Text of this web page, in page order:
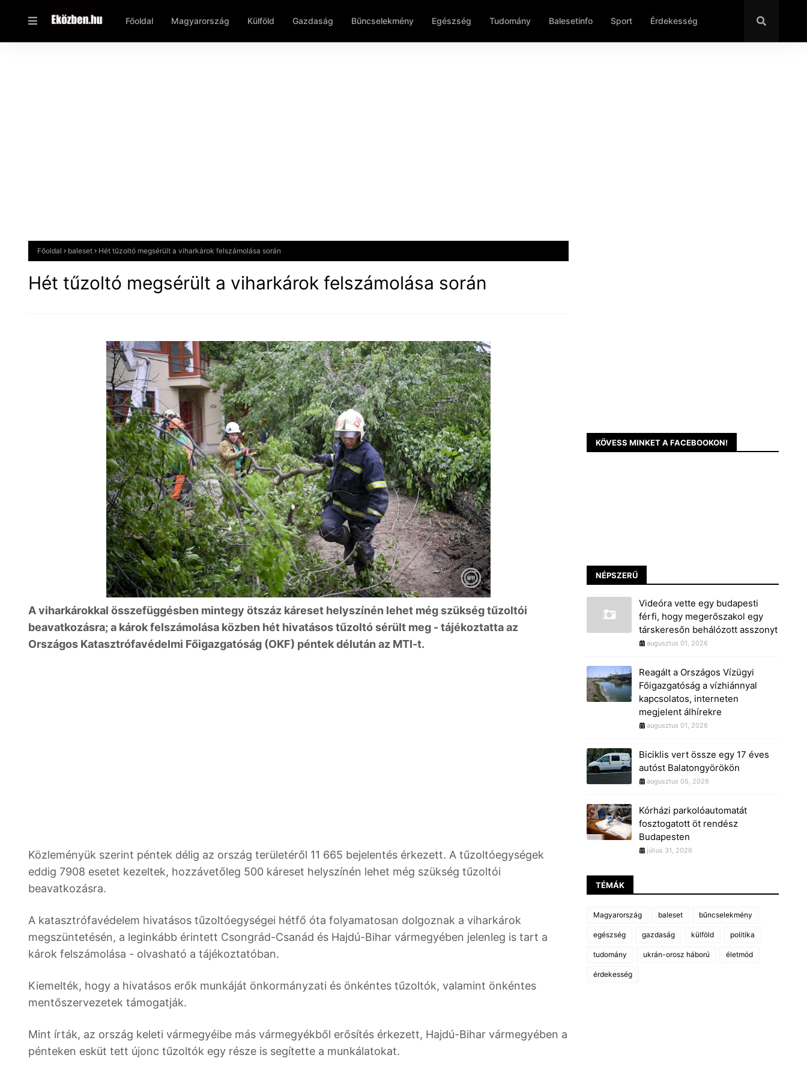
Főoldal Magyarország Külföld Gazdaság Bűncselekmény Egészség Tudomány Balesetinfo Sport Érdekesség
Főoldal baleset Hét tűzoltó megsérült a viharkárok felszámolása során
Hét tűzoltó megsérült a viharkárok felszámolása során
A viharkárokkal összefüggésben mintegy ötszáz káreset helyszínén lehet még szükség tűzoltói
beavatkozásra; a károk felszámolása közben hét hivatásos tűzoltó sérült meg - tájékoztatta az
Országos Katasztrófavédelmi Főigazgatóság (OKF) péntek délután az MTI-t.
Közleményük szerint péntek délig az ország területéről 11 665 bejelentés érkezett. A tűzoltóegységek
eddig 7908 esetet kezeltek, hozzávetőleg 500 káreset helyszínén lehet még szükség tűzoltói
beavatkozásra.
A katasztrófavédelem hivatásos tűzoltóegységei hétfő óta folyamatosan dolgoznak a viharkárok
megszüntetésén, a leginkább érintett Csongrád-Csanád és Hajdú-Bihar vármegyében jelenleg is tart a
károk felszámolása - olvasható a tájékoztatóban.
Kiemelték, hogy a hivatásos erők munkáját önkormányzati és önkéntes tűzoltók, valamint önkéntes
mentőszervezetek támogatják.
Mint írták, az ország keleti vármegyéibe más vármegyékből erősítés érkezett, Hajdú-Bihar vármegyében a
pénteken esküt tett újonc tűzoltók egy része is segítette a munkálatokat.
KÖVESS MINKET A FACEBOOKON!
NÉPSZERŰ
Videóra vette egy budapesti
férfi, hogy megerőszakol egy
társkeresőn behálózott asszonyt
augusztus 01, 2026
Reagált a Országos Vízügyi
Főigazgatóság a vízhiánnyal
kapcsolatos, interneten
megjelent álhírekre
augusztus 01, 2026
Biciklis vert össze egy 17 éves
autóst Balatongyörökön
augusztus 05, 2026
Kórházi parkolóautomatát
fosztogatott öt rendész
Budapesten
július 31, 2026
TÉMÁK
Magyarország baleset bűncselekmény
egészség gazdaság külföld politika
tudomány ukrán-orosz háború életmód
érdekesség